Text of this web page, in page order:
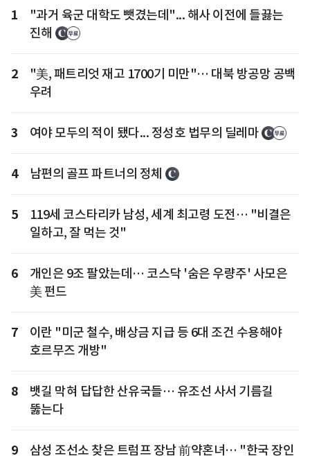
1
"과거 육군 대학도 뺏겼는데"... 해사 이전에 들끓는
진해
2
"美, 패트리엇 재고 1700기 미만"… 대북 방공망 공백
우려
3 여야 모두의 적이 됐다... 정성호 법무의 딜레마
4 남편의 골프 파트너의 정체
5
119세 코스타리카 남성, 세계 최고령 도전… "비결은
일하고, 잘 먹는 것"
6
개인은 9조 팔았는데… 코스닥 '숨은 우량주' 사모은
美 펀드
7
이란 "미군 철수, 배상금 지급 등 6대 조건 수용해야
호르무즈 개방"
8
뱃길 막혀 답답한 산유국들… 유조선 사서 기름길
뚫는다
9
삼성 조선소 찾은 트럼프 장남 前약혼녀… "한국 장인